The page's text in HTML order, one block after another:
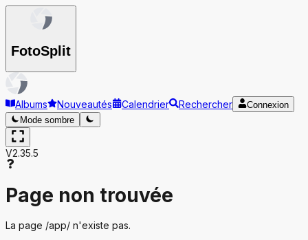
FotoSplit
Albums Nouveautés Calendrier Rechercher
Connexion
Mode sombre
V2.35.5
Page non trouvée
La page /app/ n'existe pas.